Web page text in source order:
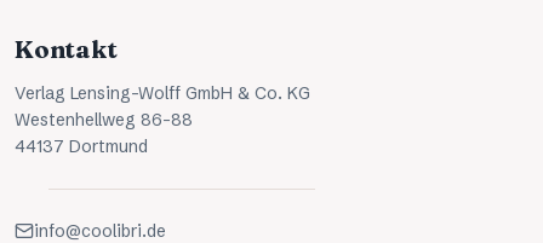
Kontakt
Verlag Lensing-Wolff GmbH & Co. KG
Westenhellweg 86-88
44137 Dortmund
info@coolibri.de